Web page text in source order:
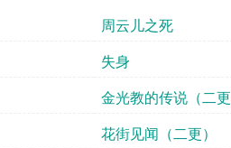
周云儿之死
失身
金光教的传说（二
稍等）
花街见闻（二更）